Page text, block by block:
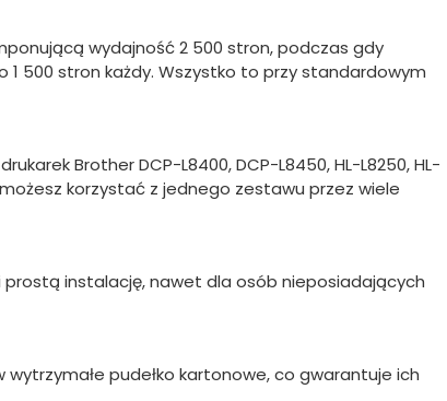
wydajność 2 500 stron, podczas gdy
1 500 stron każdy. Wszystko to przy standardowym
Brother DCP-L8400, DCP-L8450, HL-L8250, HL-
możesz korzystać z jednego zestawu przez wiele
instalację, nawet dla osób nieposiadających
pudełko kartonowe, co gwarantuje ich